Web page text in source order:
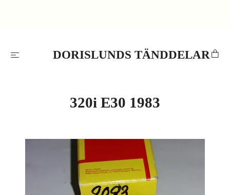
DORISLUNDS TÄNDDELAR
320i E30 1983